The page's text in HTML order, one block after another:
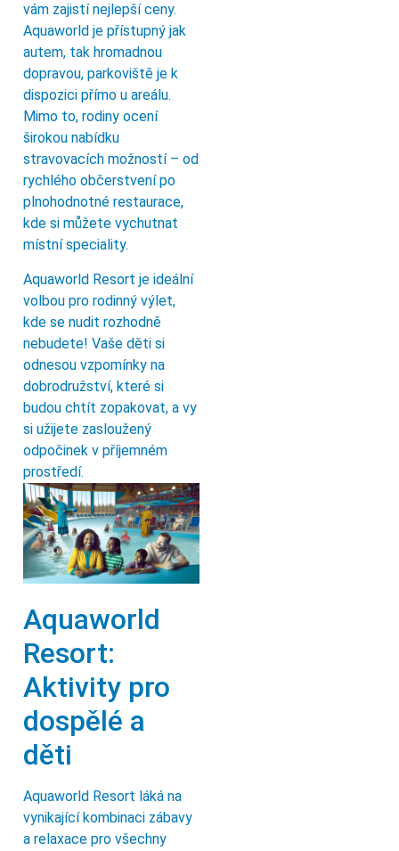
vám zajistí nejlepší ceny.
Aquaworld je přístupný jak
autem, tak hromadnou
dopravou, parkoviště je k
dispozici přímo u areálu.
Mimo to, rodiny ocení
širokou nabídku
stravovacích možností – od
rychlého občerstvení po
plnohodnotné restaurace,
kde si můžete vychutnat
místní speciality.
Aquaworld Resort je ideální
volbou pro rodinný výlet,
kde se nudit rozhodně
nebudete! Vaše děti si
odnesou vzpomínky na
dobrodružství, které si
budou chtít zopakovat, a vy
si užijete zasloužený
odpočinek v příjemném
prostředí.
Aquaworld
Resort:
Aktivity pro
dospělé a
děti
Aquaworld Resort láká na
vynikající kombinaci zábavy
a relaxace pro všechny